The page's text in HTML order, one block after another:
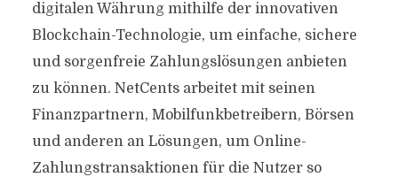
digitalen Währung mithilfe der innovativen
Blockchain-Technologie, um einfache, sichere
und sorgenfreie Zahlungslösungen anbieten
zu können. NetCents arbeitet mit seinen
Finanzpartnern, Mobilfunkbetreibern, Börsen
und anderen an Lösungen, um Online-
Zahlungstransaktionen für die Nutzer so